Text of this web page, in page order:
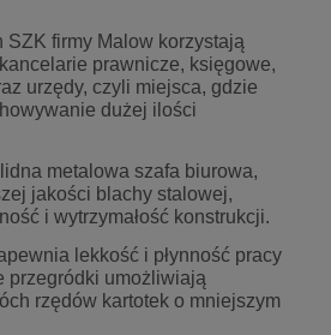
SZK firmy Malow korzystają
prawnicze, księgowe,
urzędy, czyli miejsca, gdzie
dużej ilości
metalowa szafa biurowa,
jakości blachy stalowej,
i wytrzymałość konstrukcji.
lekkość i płynność pracy
przegródki umożliwiają
rzędów kartotek o mniejszym